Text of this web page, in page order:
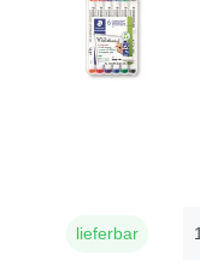
lieferbar